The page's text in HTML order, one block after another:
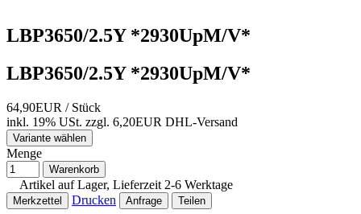
LBP3650/2.5Y *2930UpM/V*
LBP3650/2.5Y *2930UpM/V*
64,90EUR / Stück
inkl. 19% USt. zzgl. 6,20EUR DHL-Versand
Variante wählen
Menge
Warenkorb
Artikel auf Lager, Lieferzeit 2-6 Werktage
Merkzettel Drucken Anfrage Teilen